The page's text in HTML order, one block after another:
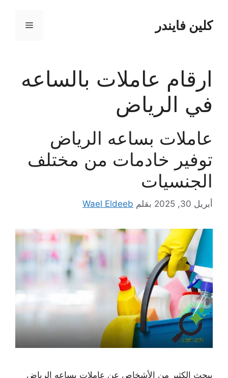
المحتوىكلين فايندر القائمة
ارقام عاملات بالساعه
في الرياض
عاملات بساعه الرياض
توفير خادمات من مختلف
الجنسيات
أبريل 30, 2025 بقلم Wael Eldeeb
يبحث الكثير من الأشخاص عن عاملات بساعه الرياض